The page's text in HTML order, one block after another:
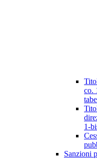
co.
1-
Sanzioni